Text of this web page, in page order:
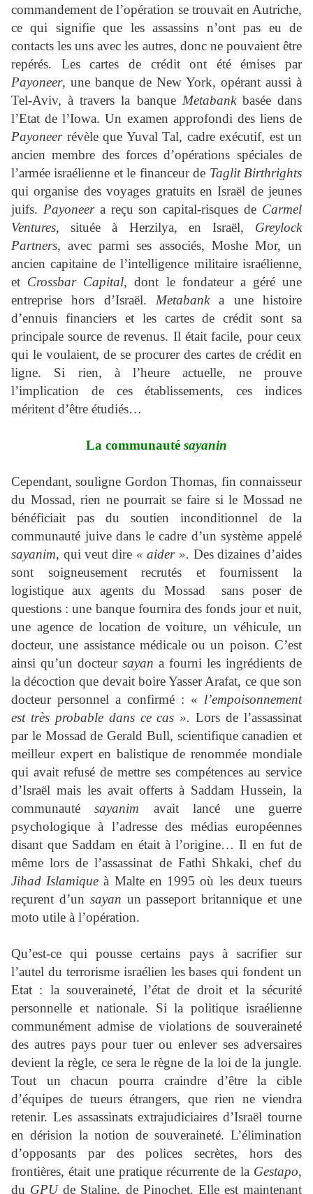
commandement de l’opération se trouvait en Autriche,
ce qui signifie que les assassins n’ont pas eu de
contacts les uns avec les autres, donc ne pouvaient être
repérés. Les cartes de crédit ont été émises par
Payoneer, une banque de New York, opérant aussi à
Tel-Aviv, à travers la banque Metabankbasée dans
l’Etat de l’Iowa. Un examen approfondi des liens de
Payoneerrévèle que Yuval Tal, cadre exécutif, est un
ancien membre des forces d’opérations spéciales de
l’armée israélienne et le financeur de Taglit Birthrights
qui organise des voyages gratuits en Israël de jeunes
juifs. Payoneera reçu son capital-risques de Carmel
Ventures, située à Herzilya, en Israël, Greylock
Partners, avec parmi ses associés, Moshe Mor, un
ancien capitaine de l’intelligence militaire israélienne,
et Crossbar Capital, dont le fondateur a géré une
entreprise hors d’Israël. Metabanka une histoire
d’ennuis financiers et les cartes de crédit sont sa
principale source de revenus. Il était facile, pour ceux
qui le voulaient, de se procurer des cartes de crédit en
ligne. Si rien, à l’heure actuelle, ne prouve
l’implication de ces établissements, ces indices
méritent d’être étudiés…
La communauté sayanin
Cependant, souligne Gordon Thomas, fin connaisseur
du Mossad, rien ne pourrait se faire si le Mossad ne
bénéficiait pas du soutien inconditionnel de la
communauté juive dans le cadre d’un système appelé
sayanim, qui veut dire « aider ». Des dizaines d’aides
sont soigneusement recrutés et fournissent la
logistique aux agents du Mossad sans poser de
questions : une banque fournira des fonds jour et nuit,
une agence de location de voiture, un véhicule, un
docteur, une assistance médicale ou un poison. C’est
ainsi qu’un docteur sayan a fourni les ingrédients de
la décoction que devait boire Yasser Arafat, ce que son
docteur personnel a confirmé : « l’empoisonnement
est très probable dans ce cas ». Lors de l’assassinat
par le Mossad de Gerald Bull, scientifique canadien et
meilleur expert en balistique de renommée mondiale
qui avait refusé de mettre ses compétences au service
d’Israël mais les avait offerts à Saddam Hussein, la
communautésayanim avait lancé une guerre
psychologique à l’adresse des médias européennes
disant que Saddam en était à l’origine… Il en fut de
même lors de l’assassinat de Fathi Shkaki, chef du
Jihad Islamique à Malte en 1995 où les deux tueurs
reçurent d’un sayan un passeport britannique et une
moto utile à l’opération.
Qu’est-ce qui pousse certains pays à sacrifier sur
l’autel du terrorisme israélien les bases qui fondent un
Etat : la souveraineté, l’état de droit et la sécurité
personnelle et nationale. Si la politique israélienne
communément admise de violations de souveraineté
des autres pays pour tuer ou enlever ses adversaires
devient la règle, ce sera le règne de la loi de la jungle.
Tout un chacun pourra craindre d’être la cible
d’équipes de tueurs étrangers, que rien ne viendra
retenir. Les assassinats extrajudiciaires d’Israël tourne
en dérision la notion de souveraineté. L’élimination
d’opposants par des polices secrètes, hors des
frontières, était une pratique récurrente de la Gestapo,
du GPUde Staline, de Pinochet. Elle est maintenant